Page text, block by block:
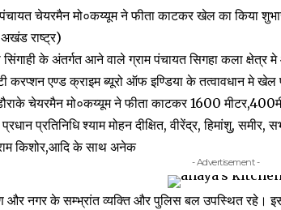
चेयरमैन मो०कय्यूम ने फीता काटकर खेल का किया
राष्ट्र)
के अंतर्गत आने वाले ग्राम पंचायत सिगहा कला क्षेत्र मे
करप्शन एण्ड क्राइम ब्यूरो ऑफ इण्डिया के तत्वावधान मे
चेयरमैन मो०कय्यूम ने फीता काटकर 1600
प्रतिनिधि श्याम मोहन दीक्षित, वीरेंद्र, हिमांशु, समीर,
किशोर,आदि के साथ अनेक
- Advertisement -
और नगर के सम्भ्रांत व्यक्ति और पुलिस बल उपस्थित रहे।